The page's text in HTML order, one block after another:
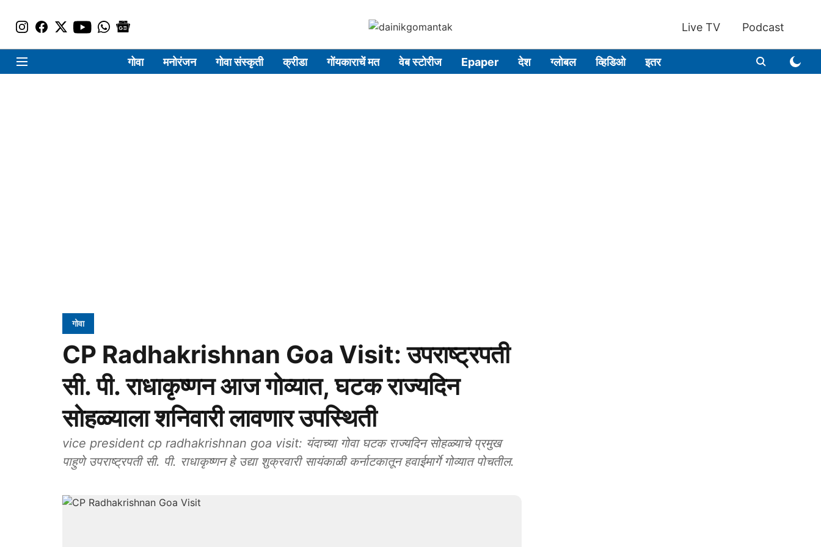
Live TV Podcast
गोवा मनोरंजन गोवा संस्कृती क्रीडा गोंयकाराचें मत वेब स्टोरीज Epaper देश ग्लोबल व्हिडिओ इतर
गोवा
CP Radhakrishnan Goa Visit: उपराष्ट्रपती
सी. पी. राधाकृष्णन आज गोव्‍यात, घटक राज्यदिन
सोहळ्‍याला शनिवारी लावणार उपस्‍थिती
vice president cp radhakrishnan goa visit: यंदाच्या गोवा घटक राज्यदिन सोहळ्याचे प्रमुख
पाहुणे उपराष्ट्रपती सी. पी. राधाकृष्णन हे उद्या शुक्रवारी सायंकाळी कर्नाटकातून हवाईमार्गे गोव्यात पोचतील.